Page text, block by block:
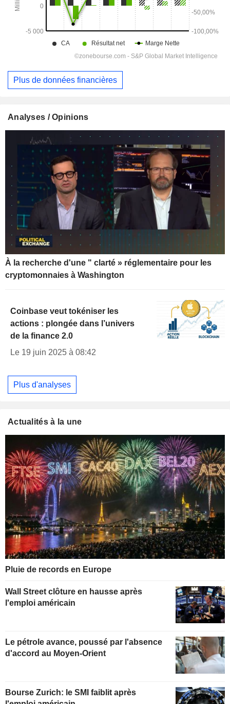
Plus de données financières
Analyses / Opinions
À la recherche d'une " clarté » réglementaire pour les
cryptomonnaies à Washington
Coinbase veut tokéniser les
actions : plongée dans l’univers
de la finance 2.0
Le 19 juin 2025 à 08:42
Plus d'analyses
Actualités à la une
Pluie de records en Europe
Wall Street clôture en hausse après
l'emploi américain
Le pétrole avance, poussé par l'absence
d'accord au Moyen-Orient
Bourse Zurich: le SMI faiblit après